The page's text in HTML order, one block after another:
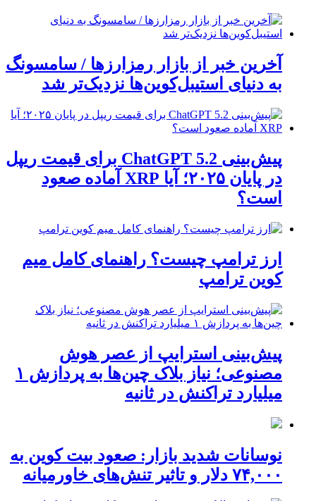
آخرین خبر از بازار رمزارزها / سامسونگ
به دنیای استیبل‌کوین‌ها نزدیک‌تر شد
پیش‌بینی ChatGPT 5.2 برای قیمت ریپل
در پایان ۲۰۲۵؛ آیا XRP آماده صعود
است؟
ارز ترامپ چیست؟ راهنمای کامل میم
کوین ترامپ
پیش‌بینی استرایپ از عصر هوش
مصنوعی؛ نیاز بلاک چین‌ها به پردازش ۱
میلیارد تراکنش در ثانیه
نوسانات شدید بازار: صعود بیت کوین به
۷۴,۰۰۰ دلار و تاثیر تنش‌های خاورمیانه